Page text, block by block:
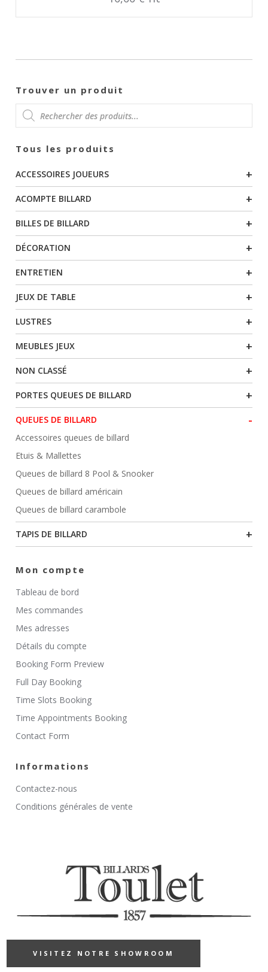
Trouver un produit
RECHERCHE
DE
PRODUITS
Tous les produits
ACCESSOIRES JOUEURS +
ACOMPTE BILLARD +
BILLES DE BILLARD +
DÉCORATION +
ENTRETIEN +
JEUX DE TABLE +
LUSTRES +
MEUBLES JEUX +
NON CLASSÉ +
PORTES QUEUES DE BILLARD +
QUEUES DE BILLARD -
Accessoires queues de billard
Etuis & Mallettes
Queues de billard 8 Pool & Snooker
Queues de billard américain
Queues de billard carambole
TAPIS DE BILLARD +
Mon compte
Tableau de bord
Mes commandes
Mes adresses
Détails du compte
Booking Form Preview
Full Day Booking
Time Slots Booking
Time Appointments Booking
Contact Form
Informations
Contactez-nous
Conditions générales de vente
VISITEZ NOTRE SHOWROOM